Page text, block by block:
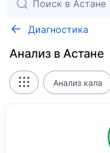
Диагностика
Анализ в Астане
Анализ кала